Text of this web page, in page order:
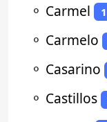
⚬ Carmel 1
⚬ Carmelo
⚬ Casarino
⚬ Castillos